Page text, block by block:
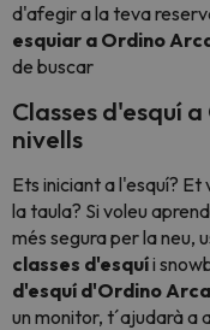
d'afegir a la teva
esquiar a Ordino
de buscar
Classes d'esquí
nivells
Ets iniciant a l'esquí?
la taula? Si voleu
més segura per la neu,
classes d'esquíi
d'esquí d'Ordino
un monitor, t´ajudarà a